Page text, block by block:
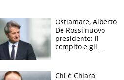
Ostiamare, Alberto
De Rossi nuovo
presidente: il
compito e gli
Chi è Chiara